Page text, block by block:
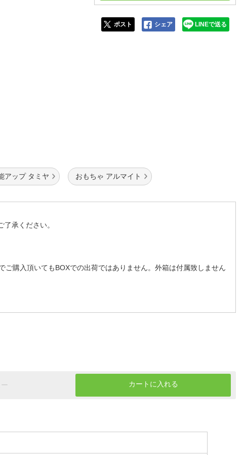
ポスト シェア LINEで送る
アップ タミヤ おもちゃ アルマイト
承ください。
購入頂いてもBOXでの出荷ではありません。外箱は付属致しません
カートに入れる